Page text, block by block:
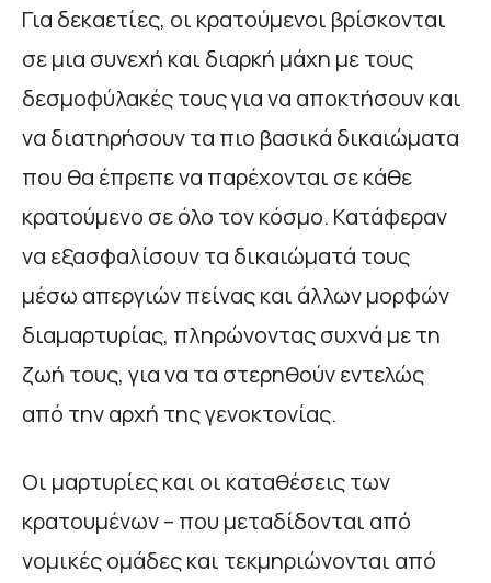
Για δεκαετίες, οι κρατούμενοι βρίσκονται
σε μια συνεχή και διαρκή μάχη με τους
δεσμοφύλακές τους για να αποκτήσουν και
να διατηρήσουν τα πιο βασικά δικαιώματα
που θα έπρεπε να παρέχονται σε κάθε
κρατούμενο σε όλο τον κόσμο. Κατάφεραν
να εξασφαλίσουν τα δικαιώματά τους
μέσω απεργιών πείνας και άλλων μορφών
διαμαρτυρίας, πληρώνοντας συχνά με τη
ζωή τους, για να τα στερηθούν εντελώς
από την αρχή της γενοκτονίας.
Οι μαρτυρίες και οι καταθέσεις των
κρατουμένων – που μεταδίδονται από
νομικές ομάδες και τεκμηριώνονται από